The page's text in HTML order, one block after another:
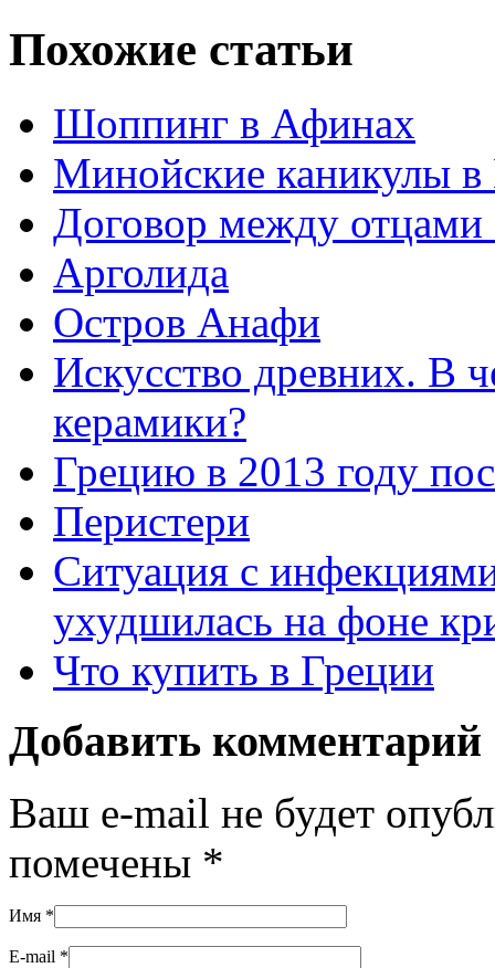
Похожие статьи
Шоппинг в Афинах
Минойские каникулы в
Договор между отцами
Арголида
Остров Анафи
Искусство древних. В
керамики?
Грецию в 2013 году
Перистери
Ситуация с
ухудшилась на фоне
Что купить в Греции
Добавить комментарий
Ваш e-mail не будет
помечены *
Имя *
E-mail *